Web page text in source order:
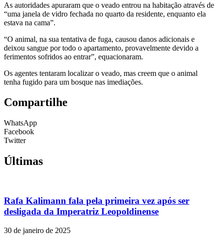
As autoridades apuraram que o veado entrou na habitação através de
“uma janela de vidro fechada no quarto da residente, enquanto ela
estava na cama”.
“O animal, na sua tentativa de fuga, causou danos adicionais e
deixou sangue por todo o apartamento, provavelmente devido a
ferimentos sofridos ao entrar”, equacionaram.
Os agentes tentaram localizar o veado, mas creem que o animal
tenha fugido para um bosque nas imediações.
Compartilhe
WhatsApp
Facebook
Twitter
Últimas
Rafa Kalimann fala pela primeira vez após ser
desligada da Imperatriz Leopoldinense
30 de janeiro de 2025